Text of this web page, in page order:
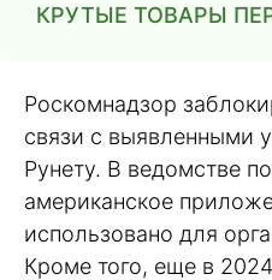
КРУТЫЕ ТОВАРЫ
Роскомнадзор
связи с выявленными
Рунету. В ведомстве
американское
использовано для
Кроме того, еще в